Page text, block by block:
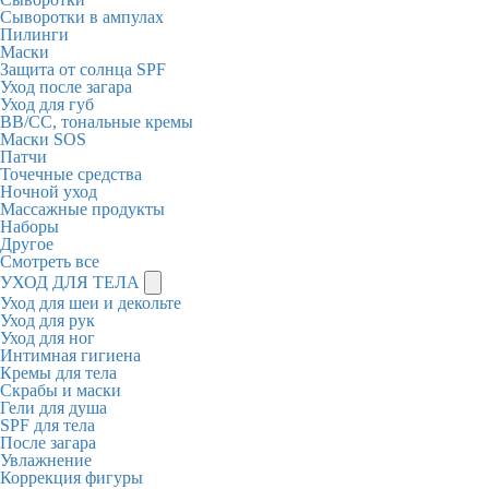
Сыворотки в ампулах
Пилинги
Маски
Защита от солнца SPF
Уход после загара
Уход для губ
BB/CC, тональные кремы
Маски SOS
Патчи
Точечные средства
Ночной уход
Массажные продукты
Наборы
Другое
Смотреть все
УХОД ДЛЯ ТЕЛА
Уход для шеи и декольте
Уход для рук
Уход для ног
Интимная гигиена
Кремы для тела
Скрабы и маски
Гели для душа
SPF для тела
После загара
Увлажнение
Коррекция фигуры